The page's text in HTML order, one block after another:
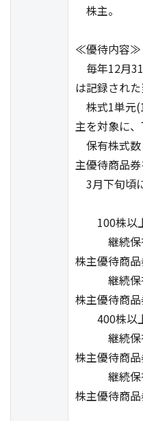
株主。
≪優待内容≫
毎年12月
は記録され
株式1単元
主を対象に
保有株式数
主優待商品券
3月下旬頃
100株以
継続保
株主優待商
継続保
株主優待商
400株以
継続保
株主優待商
継続保有
株主優待商